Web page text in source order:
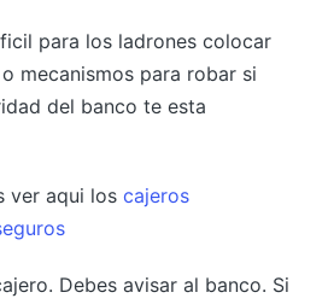
para los ladrones colocar
mecanismos para robar si
del banco te esta
ver aqui los cajeros
Debes avisar al banco. Si